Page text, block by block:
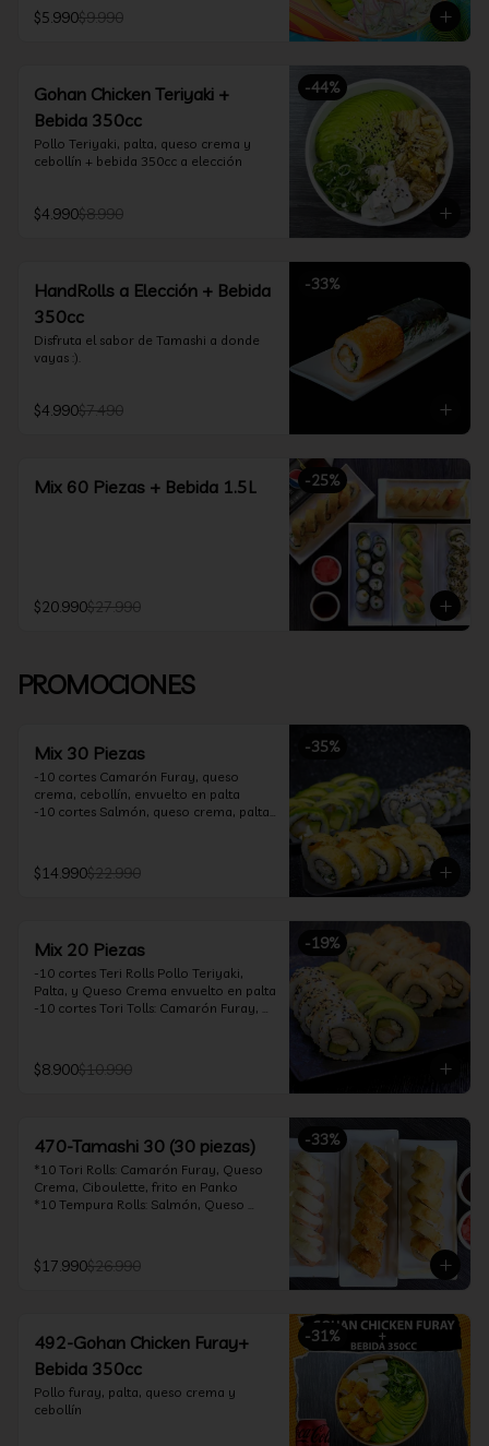
$5.990$9.990
-44%
Gohan Chicken Teriyaki +
Bebida 350cc
Pollo Teriyaki, palta, queso crema y
cebollín + bebida 350cc a elección
$4.990$8.990
-33%
HandRolls a Elección + Bebida
350cc
Disfruta el sabor de Tamashi a donde
vayas :).
$4.990$7.490
-25%
Mix 60 Piezas + Bebida 1.5L
$20.990$27.990
PROMOCIONES
-35%
Mix 30 Piezas
-10 cortes Camarón Furay, queso
crema, cebollín, envuelto en palta
-10 cortes Salmón, queso crema, palta,
cebollín, frito en tempura
*Incluye 2 soya 30ml / 2 palitos / 1 salsa
$14.990$22.990
-19%
Mix 20 Piezas
-10 cortes Teri Rolls Pollo Teriyaki,
Palta, y Queso Crema envuelto en palta
-10 cortes Tori Tolls: Camarón Furay,
teriyaki 30ml
$8.900$10.990
-33%
470-Tamashi 30 (30 piezas)
*10 Tori Rolls: Camarón Furay, Queso
Crema, Ciboulette, frito en Panko
*10 Tempura Rolls: Salmón, Queso
furay, queso crema y cebollín, envuelto
en salmón y bañado en salsa
$17.990$26.990
-31%
492-Gohan Chicken Furay+
Bebida 350cc
Pollo furay, palta, queso crema y
cebollín